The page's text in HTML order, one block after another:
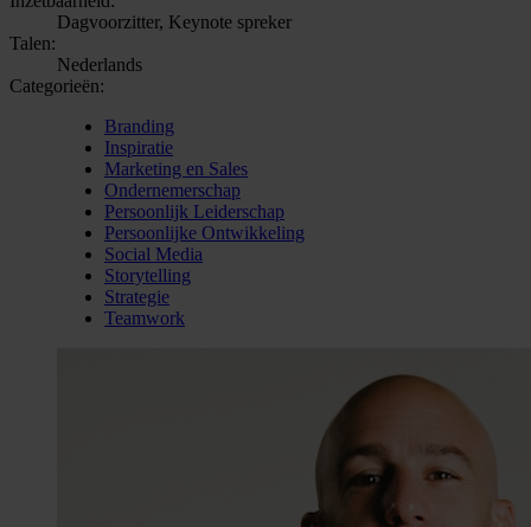
Dagvoorzitter, Keynote spreker
Talen:
Nederlands
Categorieën:
Branding
Inspiratie
Marketing en Sales
Ondernemerschap
Persoonlijk Leiderschap
Persoonlijke Ontwikkeling
Social Media
Storytelling
Strategie
Teamwork